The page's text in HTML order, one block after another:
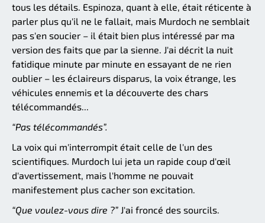
tous les détails. Espinoza, quant à elle, était réticente à
parler plus qu'il ne le fallait, mais Murdoch ne semblait
pas s'en soucier – il était bien plus intéressé par ma
version des faits que par la sienne. J'ai décrit la nuit
fatidique minute par minute en essayant de ne rien
oublier – les éclaireurs disparus, la voix étrange, les
véhicules ennemis et la découverte des chars
télécommandés...
“Pas télécommandés”.
La voix qui m'interrompit était celle de l'un des
scientifiques. Murdoch lui jeta un rapide coup d'œil
d'avertissement, mais l'homme ne pouvait
manifestement plus cacher son excitation.
“Que voulez-vous dire ?” J'ai froncé des sourcils.